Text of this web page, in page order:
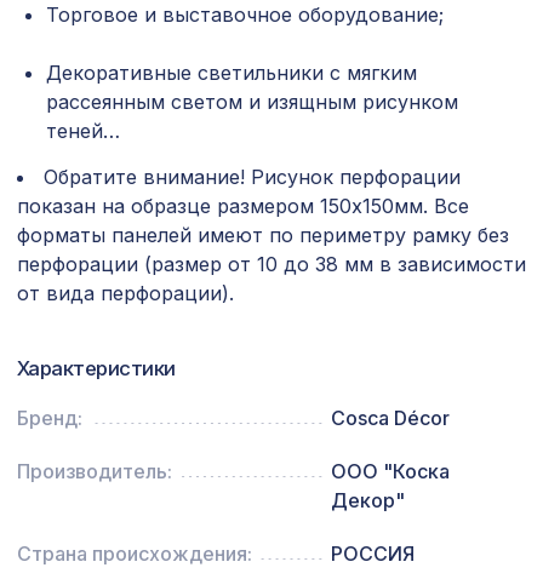
ВЕРОНИКА, 2070х930мм, ХДФ, без
Натуральные обои Cosca Саванна
Экран для радиатора, МОДЕРН,
рамка 1200х600мм, перфорация
ДАМАСКО, венге
1692 ₽
Перфорированная панель ГОТИКА,
Карниз KX022, 45х30, 2000мм,
Торговое и выставочное оборудование;
Декоративные светильники с мягким
рассеянным светом и изящным рисунком
теней…
Обратите внимание! Рисунок перфорации
показан на образце размером 150х150мм. Все
форматы панелей имеют по периметру рамку без
перфорации (размер от 10 до 38 мм в зависимости
от вида перфорации).
Характеристики
Бренд: Cosca Décor
Производитель:
ООО "Коска
Декор"
Страна происхождения: РОССИЯ